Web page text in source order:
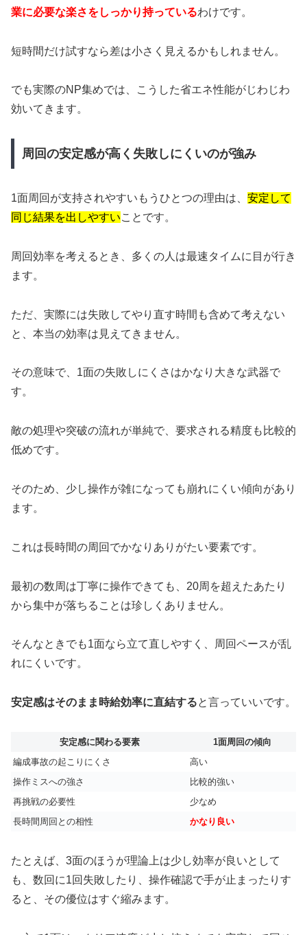
業に必要な楽さをしっかり持っているわけです。
短時間だけ試すなら差は小さく見えるかもしれません。
でも実際のNP集めでは、こうした省エネ性能がじわじわ
効いてきます。
周回の安定感が高く失敗しにくいのが強み
1面周回が支持されやすいもうひとつの理由は、 安定して
同じ結果を出しやすいことです。
周回効率を考えるとき、多くの人は最速タイムに目が行き
ます。
ただ、実際には失敗してやり直す時間も含めて考えない
と、本当の効率は見えてきません。
その意味で、1面の失敗しにくさはかなり大きな武器で
す。
敵の処理や突破の流れが単純で、要求される精度も比較的
低めです。
そのため、少し操作が雑になっても崩れにくい傾向があり
ます。
これは長時間の周回でかなりありがたい要素です。
最初の数周は丁寧に操作できても、20周を超えたあたり
から集中が落ちることは珍しくありません。
そんなときでも1面なら立て直しやすく、周回ペースが乱
れにくいです。
安定感はそのまま時給効率に直結すると言っていいです。
安定感に関わる要素
1面周回の傾向
編成事故の起こりにくさ
高い
操作ミスへの強さ
比較的強い
再挑戦の必要性
少なめ
長時間周回との相性
かなり良い
たとえば、3面のほうが理論上は少し効率が良いとして
も、数回に1回失敗したり、操作確認で手が止まったりす
ると、その優位はすぐ縮みます。